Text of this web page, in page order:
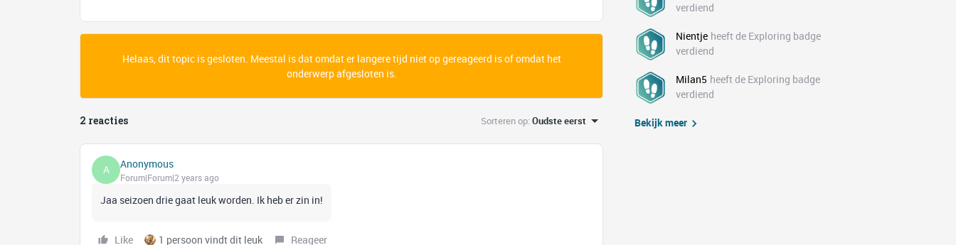
Helaas, dit topic is gesloten. Meestal is dat omdat er langere tijd niet op gereageerd is of omdat het
onderwerp afgesloten is.
2 reacties Sorteren op:Oudste eerst
A Anonymous
Forum|Forum|2 years ago
Jaa seizoen drie gaat leuk worden. Ik heb er zin in!
Like 1 persoon vindt dit leuk Reageer
verdiend
Nientje heeft de Exploring badge
verdiend
Milan5 heeft de Exploring badge
verdiend
Bekijk meer